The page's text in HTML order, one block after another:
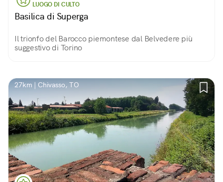
LUOGO DI CULTO
Basilica di Superga
Il trionfo del Barocco piemontese dal Belvedere più
suggestivo di Torino
27km | Chivasso, TO